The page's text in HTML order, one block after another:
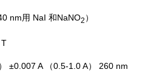
nm用 NaI 和NaNO2 ）
±0.007 A （0.5-1.0 A） 260 nm